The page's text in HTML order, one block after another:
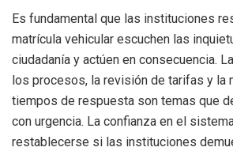
Es fundamental que las instituciones
matrícula vehicular escuchen las
ciudadanía y actúen en consecuencia.
los procesos, la revisión de tarifas y la
tiempos de respuesta son temas que
con urgencia. La confianza en el
restablecerse si las instituciones